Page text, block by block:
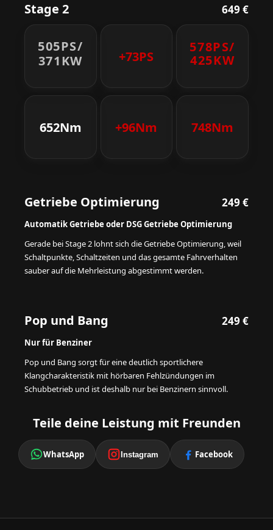
Stage 2 649 €
505PS/
371KW
+73PS
578PS/
425KW
652Nm +96Nm 748Nm
Getriebe Optimierung 249 €
Automatik Getriebe oder DSG Getriebe Optimierung
Gerade bei Stage 2 lohnt sich die Getriebe Optimierung, weil
Schaltpunkte, Schaltzeiten und das gesamte Fahrverhalten
sauber auf die Mehrleistung abgestimmt werden.
Pop und Bang 249 €
Nur für Benziner
Pop und Bang sorgt für eine deutlich sportlichere
Klangcharakteristik mit hörbaren Fehlzündungen im
Schubbetrieb und ist deshalb nur bei Benzinern sinnvoll.
Teile deine Leistung mit Freunden
WhatsApp Instagram Facebook